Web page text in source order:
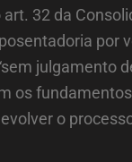
32 da
por
julgamento
os
o